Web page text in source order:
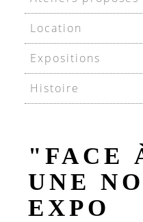
Location
Expositions
Histoire
"FACE
UNE
EXPO